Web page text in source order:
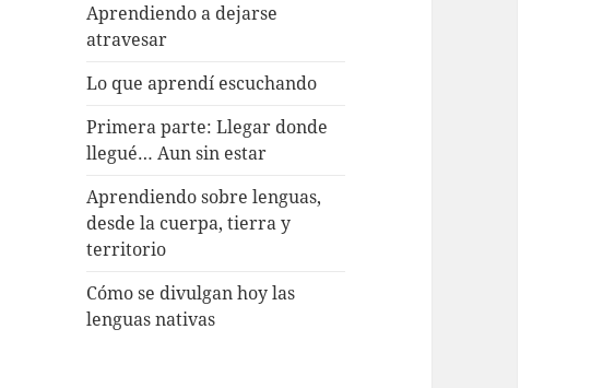
Aprendiendo a dejarse
atravesar
Lo que aprendí escuchando
Primera parte: Llegar donde
llegué… Aun sin estar
Aprendiendo sobre lenguas,
desde la cuerpa, tierra y
territorio
Cómo se divulgan hoy las
lenguas nativas